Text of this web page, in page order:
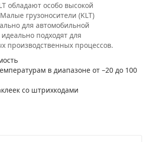
обладают особо высокой
грузоносители (KLT)
для автомобильной
подходят для
производственных процессов.
в диапазоне от –20 до 100
со штрихкодами